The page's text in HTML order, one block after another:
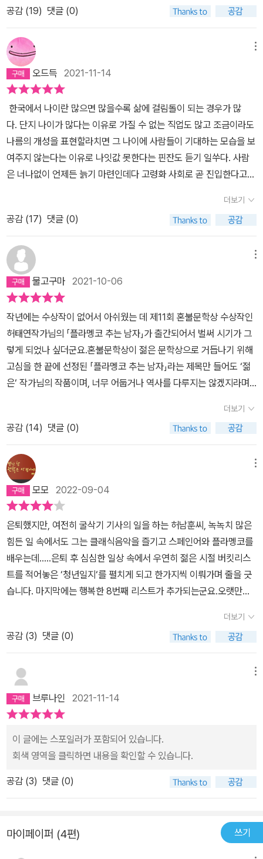
2001년 혼불기념사업회에서 제정한 청년문학상과 혼불학술상 2개
학상 [魂─文學賞] (두산백과)이번 11회는 수준이 미달이라는 둥,
결선에 오른 작품들의 한계가 이렇다 저렇다는 말을 했지만, <플라멩
코 추는 남자>로 '혼불문학상'이 거룩해 보일 지경이니, 이 작품은 전
주문화방송에게 큰 효자임에 틀림없다.다시, 내가 이 책을 통해서 왜
노년을 기대하게 되었는 지로 돌아가 보자.'노년'. 늙었다. 젊지 않다.
효율이 떨어진다. 근육은 늙음에 덜 영향을 받는다고 해도 어느 나이
대가 넘어가면 급격히 쇠락하는 것 같다.어느 토요일 수영장에서 모
두들 제일 오른쪽 레인에서 오랫동안 자유형을 하고 계시는 분을 봤
다. 70인지 80인지를 넘으신 분인데, 거의 한 시간에 가까운 시간 동
런데, 수영을 몇 개월만 열심히 한 20-40대는 그 속도로 한 시간 이
상 수영하는 것이 유별나지 않다.'운동'에서 '노년'은 더 서글프다. 운
동의 매력에 빠지는 30대도 조금 더 일찍 시작했더라면 이라는 후회
에 빠진다.첫 번째 구미를 당긴 것은 '은퇴'였다. 일을 하지 않아도 된
다. 일을 갑자기 하지 않으면 가정에서 설자리를 잃고 자존감을 상실
하고 무기력해진다고 하지만, 일을 하지 않아도 된다는 것이 너무 매
력적으로 들렸다. 내가 요즘 일이 너무너무 많아서 그저 부러운 것일
수도 있다.매일 출근해서 온종일 정신없이 시간을 보낼 곳이 없어지
고, 그런 날들이 끝없이 반복된다면, 감당할 수 없는 시간에 질식할 수
도 있겠지만, 죽기 전에 해야 할 일들 풀어야 할 매듭들이 가득하다면,
더욱이 그 과정에서 그동안 미처 몰랐던 것을 발견하고, 알고 있던 것
또한 새롭게 재 발견한다면, 그것은 정말 제2의 생을 살아가는 것이
해야 할 일들을 써두었다. 알코올 중독으로 죽을 뻔한 고비를 넘기고
그는 미래의 자신이 해야할 일들을 써 내려가며 새로운 삶을 시작했
다. 그리고 그 성실하게 살아온 새로운 삶을 은퇴하며 약속했던 일들
을 하며 다시 또 새로운 생을 시작한다.이탈리아어를 배우고, 플라멩
코를 배우고, 전처와 함께 기억 속으로 밀어버렸던 딸을 다시 만나고.
이혼 후에 재혼해서 행복한 가정을 꾸렸지만, 청년일지에 쓰인 대로
자신이 버리고 다시는 찾지 않았던 이제는 마흔이 된 딸을 다시 찾으
러 나설 때는 불편함이 느껴졌다. 온전하지 못한 가정의 가부장적이
고 무책임한 늙은이의 이야기로도 생각했다. 지금의 그 행복한 가정
에도 딸이 있으니 그 의도함이 너무 드러나는 것 같기도 했다.재회한
딸을 만나기 전 그동안 지급하지 못한 양육비를 청구하면 어떻해야
할지를 걱정하는 모습에는 현실적일 수도 있지만, 야박하고 더 읽고
싶지 않기도 했다. 하지만 그래서 더 현실적이었고, 딸과 화해해나가
는 모습은 스크린 넘어가 아닌 이쪽 편의 드라마였다.수상소감에서
고 그 아버지의 이름을 소설 속 주인공의 이름으로 부여했다. 이야기
를 지어내듯이, 자신의 아버지가 살아있다면 어땠을까를 생각하며 소
설 속 아버지를 그려나갔다고 한다.'아버지 없이 자라는 동안 많은 분
유를 드리고 싶어요. 그리고 아버지를 잃은 모든 분께 아버지를 상상
할 기회를 선물해드리고 싶습니다....아빠 나 잘했어? 나로 인해서, 아
빠 행복해?' p274
스트 속에 암묵적인 기록으로 남긴 채 살고 있으니까. 허태연 작가가
쓴 <플라멩코 추는 남자>는 관계의 중요성과 가족의 의마를 깨닫게
하는 멋진 소설이다. 물론 우리들 인생에서 새삼스러울 것도 없는 가
치이기에 어느 철학서나 도덕 교과서에서 읽었더라면 시큰둥했을 내
용이지만, 67세의 주인공 허남훈 씨의 인생을 통해 울고 웃고 아쉬워
하면서 반나절 남짓의 시간을 보내다 보면 그의 이야기는 어느새 나
의 이야기로 바뀌고, 바쁘다는 핑계로 손도 대지 않았던 지난날의 작
은 꿈들이 새싹처럼 푸릇푸릇 되살아난다. 망각이 덮어버렸던 '나'라
는 인간에 대해 새로운 숨을 불어넣고, 뜨거운 피가 돌게 하며, 하나하
나의 세포에 새로운 감각을 느끼게 할 수 있는 건 한 권의 소설이 기능
할 수 있는 최대치의 범위를 훌쩍 넘어선 것인지도 모른다. 어쩌
면. '수업이 끝난 다음 집으로 돌아온 남훈 씨는 곧바로 '청년일지'를
폈다. 그는 '과제3. 외국어 배우고 해외여행 하기'에 세모 표시를 하고
고 적혀 있었다. '그래, 춤을 배우는 거다! 바로 플라멩코를!' 남훈 씨는
다짐했다.' (p.61~p.62) 67세의 가장이자 굴착기 기사로 반평생을
살아온 허남훈 씨. 그는 이제 은퇴를 결심하고 자신의 생계수단이었
던 중고 굴착기를 팔아 치우려 한다. 그에게는 마흔셋에 만나 결혼
을 한 지금의 아내와 마흔넷의 늦은 나이에 얻은 딸이 있다. 지나친 음
주로 죽다 살아난 경험이 있었던 그에게는 마흔한 살의 나이에 하숙
집을 옮기며 쓰기 시작한 '청춘일지'가 있다. 말하자면 그는 '청춘일
지'와 함께 새로운 삶을 살고자 다짐했던 것이다. 딸 선아를 얻은 후
일지의 작성은 뜸해졌지만 거기에는 남은 생애 꼭 이루고픈 목표들을
다. '다음 날 새벽, 남훈 씨는 작업자들과 커피를 마시고 잡풀이 제거
된 공터를 10여 분 거닐었다. 큰 구덩이는 큰 구덩이대로 작은 구덩이
는 작은 구덩이대로 울퉁불퉁 파여 있었다. 그러나 그것들은 남훈 씨
에 의해 보기 좋게 메워질 터였다. '지나온 생의 잘못도 그렇게 메울
수 있으면 얼마나 좋을까.' 남훈 씨는 종이컵을 구겨 쥐었다.' (p.105
~p.106) 매매에 실패한 남훈 씨는 결국 자신의 굴착기를 한 청년에
게 임대하기에 이른다. 그렇게 은퇴 아닌 은퇴를 한 남훈 씨는 딸의 소
개로 스페인어 강사인 카를로스를 만나고, 자신의 '청춘일지'에 있었
던 '체력 기르기' 과제를 수행하기 위해 플라멩코 강습소에 들른다. 강
사의 춤사위에서 뜨거운 열정을 체감한 남훈 씨는 악착같이 그것들을
배워나가지만 그 과정은 결코 녹록지 않았다. 코로나19 팬데믹과 뜻
하지 않게 찾아온 건강 이상, 그리고 자신의 삶을 정리하기 위해 쓰기
시절 자신과 이혼한 전처와 둘 사이에서 태어난 딸 보연에 대한 갈등
으로 인해 남훈 씨는 여러 날 갈등한다. 아빠라는 이유로 어렸을 때 헤
어진 딸을 찾는 게 과연 옳은 일인지... 남훈 씨는 자신이 만나고 있는
스페인어 강사 카를로스와 다른 여러 사람들의 조언을 통해 성인이
서 그는 보연을 다시 봤다. 보연은 더 이상 열일곱이 아니었다. 예전처
럼 돈가스 한 번 사주고 돈 10만 원 쥐여 보낸 뒤 끊어낼 수 있는, 그
런 인연이 아니었다. 그는 자신이 한가롭게 여유를 부렸단 걸 깨달았
다. 버려둔 자식을 만난다는 건, 늙은이의 호기로 덤벼들 일이 절대 아
여행으로 귀결되지만, 그 과정 역시 순탄한 것은 아니어서 독자들의
시작하는 사랑의 일지에 대한 기대는 책을 내려놓는 그 순간까지 한
껏 부풀게 한다. 우리는 종종 '다 끝났구나' 하고 생각한 순간에 새로
공감 (19) 댓글 (0)
오드득 2021-11-14
한국에서 나이란 많으면 많을수록 삶에 걸림돌이 되는 경우가 많
다. 단지 나이가 많다는 이유로 가질 수 없는 직업도 많고 조금이라도
나름의 개성을 표현할라치면 그 나이에 사람들이 기대하는 모습을 보
여주지 않는다는 이유로 나잇값 못한다는 핀잔도 듣기 일쑤다. 사람
은 너나없이 언제든 늙기 마련인데다 고령화 사회로 곧 진입한다고도
정녕 옳은 일일까? 마치 그러한 세태에 반기를 들듯, 아무리 많은 나
이라 하더라도 자신이 원하는 삶을 적극적으로 지향해 나가는 것을
응원하는 작품이 나왔다. 그것이 바로 제 11회 혼불문학상 수상작이
기도 한 허태연 작가의 '플라멩코 추는 남자'라는 소설이다. 소설의 주
인공은 가족을 위해 26년 동안 굴착기 기사로 일만 하다가 67세에
이르러 이제 슬슬 은퇴를 준비하고 있는 허남훈이란 노인이다. 그 나
이가 되어서도 자신이 원하는 삶을 추구하겠다고 한다면 종종 자식이
나 사람들에게 '자기 생각만 하는 것 아니냐?'라면서 '이기적이다!'라
는 비난을 받곤 한다. 작가도 이것을 의식했음인지 아내의 상황을 공
무원으로 일하다 퇴직한 후에도 여전히 요양병원에서 일하도록 만들
었다. 허남훈은 그런 상황에서 이제 자기 혼자만 더 이상 생계 활동을
하지 않겠다고 선언하려니 아내에게 미안하기도 하다. 그러나 소설은
그럼에도 불구하고 허남훈이 자신이 원하는 삶을 쫓도록 이끈다. 왜
그렇게 나아가야 하는가? 그것엔 어떤 의미가 있고 종국에는 무엇이
자신이 원하는 모습의 삶을 선택하는 것에 있어서 늦은 나이 같은 것
은 없다는 것을 독자가 알 수 있도록 인도한다. 그 궤적을 이제 조금은
상세하게 살펴보려 한다. 소설은 허남훈이 ‘굴착기에서 벗어나는
것’으로 시작한다. 굴착기는 그에게 더없이 소중한 존재다. 그것은 자
신이 굴착기를 팔 때 구매자를 더없이 꼼꼼하게 따지는 것에서 드러
난다. 그럴 수밖에 없다. 굴착기는 26년 동안 가장(家長)의 책임을
다하려는 밥벌이 수단이었기에 곧 삶의 중심이었다. 굴착기가 곧 허
남훈 자신이나 마찬가지였다. 그러므로 굴착기에서 떠나는 것은 아주
중대한 의미를 지닌다. 이제 곧 삶의 지축이 흔들리고 그 중심점이 이
이 굴착기로 한 일을 따져보면 유추할 수 있다. 허남훈은 말했다. 굴착
기는 타인이 거주하게 될 공간의 기초를 다지는 도구라고. 이런 굴착
기 작업은 그대로 가족을 위해 자기 삶을 희생한 허남훈의 생애를 집
약적으로 비유하고 있는 것이기도 하다. 이런 연유로, 굴착기에서 헤
어나오는 것은 지금까지와는 전혀 다른 삶인, 바로 '자신을 위한 삶'으
로의 이동이라고 하겠다. 작가는 이것을 두 가지 소재로 한층 더 명확
하게 세공한다. 그 두 가지란, 하나는 ‘스페인어’라는 새로운 말을 익
히는 것이고 다른 하나는 제목에도 나와 있듯이 스페인의 전통춤
인 ‘플라멩코’를 배우는 일이다. 언어의 습득은 새로운 삶을 살게 되었
한 언어를 배우는 것이라는 걸 상기해 보면 이는 곧 이해가 가는 바다.
그렇지 않아도 허남훈의 스페인어 강사인 카를로스는 이런 말을 한
다.”(p. 56) 지금까지 허남훈의 인간관계는 가장(家長)만 있었을
더보기
공감 (17) 댓글 (0)
물고구마 2021-10-06
작년에는 수상작이 없어서 아쉬웠는 데 제11회 혼불문학상 수상작인
허태연작가님의 「플라멩코 추는 남자」가 출간되어서 벌써 시기가 그
렇게 되었나 싶더군요.혼불문학상이 젊은 문학상으로 거듭나기 위해
고심을 한 끝에 선정된 「플라멩코 추는 남자」라는 제목만 들어도 ‘젊
은‘ 작가님의 작품이며, 너무 어둡거나 역사를 다루지는 않겠지라며
서 1차적인 충격이었고 허남훈씨의 파란만장한 역사를 다루고 있어
서 미처 생각하지도 못한 것에 2차로 충격을 받았습니다.굴착기기사
로 성실하게 일하며 공무원에서 은퇴 후 요양원에서 일하는 아내와 2
4살에 임용고시에 합격해 중학교에서 영어를 가르치는 선아가 있어
서 허남훈씨가 행복한 사람일 줄 알았는 데 사연 없는 사람이 없듯이
첫번째로 한 결혼이 무참하게 끝난 후로 술을 마시며 방황하며 살던
남훈씨에게도 불행했던 과거가 있고 그 과거 속에서 태어난 남훈씨의
또 다른 딸 보연이 생각나며 나중에라도 곁에 없을 수도 있다는 마음
에 자서전을 쓰고 주어-동사-목적어순으로 쓰는 스페인어와 스페인
의 거리에서 흥에 겨워 추는 플라멩코를 배우는 모습이 그저 멋있기
만 했었어요.젊었을 때 죽다 살아난 후 ‘청년일지‘를 쓰며 목표를 정하
고 그 목표를 몸소 실천하시는 모습에 정작 ‘청년‘인 저는 너무 아무렇
게나 살고 있는 것 같아 부끄럽기까지 합니다.COVID 19는 아직 끝
나지 않았고 위드 코로나 또한 구체적으로 나온 것이 없어서 불안한
스럽게 들었습니다.허태연작가님, 혼불문학상 수상을 진심으로 축하
드리고 좋은 글을 읽게 해주셔서 정말 감사합니다!
더보기
공감 (14) 댓글 (0)
모모 2022-09-04
은퇴했지만, 여전히 굴삭기 기사의 일을 하는 허남훈씨, 녹녹치 많은
힘든 일 속에서도 그는 클래식음악을 즐기고 스페인어와 플라멩코를
배우는데.....은퇴 후 심심한 일상 속에서 우연히 젊은 시절 버킷리스
트를 적어놓은 ‘청년일지‘를 펼치게 되고 한가지씩 이뤄가며 줄을 긋
습니다. 마지막에는 행복한 8번째 리스트가 추가되는군요.오랫만에,
더보기
공감 (3) 댓글 (0)
브루나인 2021-11-14
이 글에는 스포일러가 포함되어 있습니다.
회색 영역을 클릭하면 내용을 확인할 수 있습니다.
공감 (3) 댓글 (0)
마이페이퍼 (4편) 쓰기